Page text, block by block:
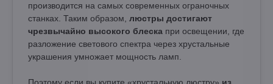
производится на самых современных ограночных
станках. Таким образом, люстры достигают
чрезвычайно высокого блеска при освещении, где
разложение светового спектра через хрустальные
украшения умножает мощность ламп.